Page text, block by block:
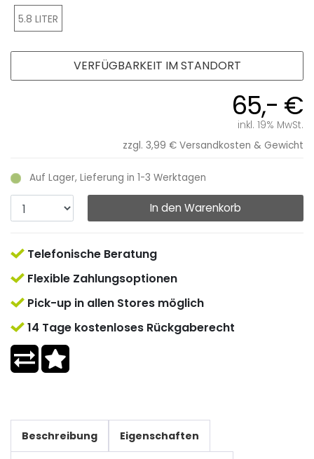
5.8 LITER
65,- €
inkl. 19% MwSt.
zzgl. 3,99 € Versandkosten & Gewicht
Auf Lager, Lieferung in 1-3 Werktagen
In den Warenkorb
VERFÜGBARKEIT IM STANDORT
Telefonische Beratung
Flexible Zahlungsoptionen
Pick-up in allen Stores möglich
14 Tage kostenloses Rückgaberecht
Beschreibung Eigenschaften